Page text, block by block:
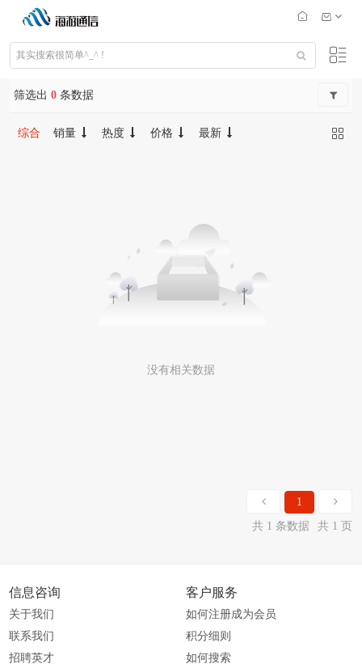
筛选出 0 条数据
综合 销量 热度 价格 最新
没有相关数据
1
共 1 条数据
共 1 页
信息咨询
关于我们
联系我们
招聘英才
客户服务
如何注册成为会员
积分细则
如何搜索